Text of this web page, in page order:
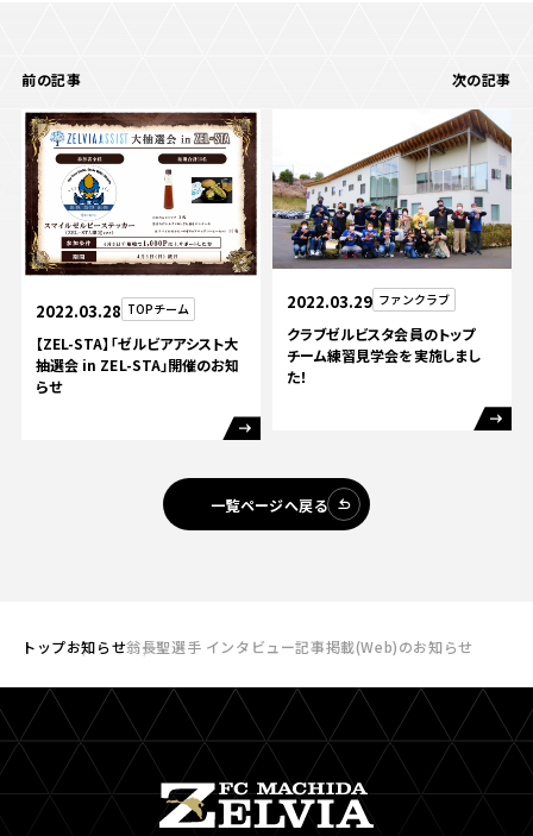
前の記事
2022.03.28 TOPチーム
【ZEL-STA】「ゼルビアアシスト大
抽選会 in ZEL-STA」開催のお知
らせ
次の記事
2022.03.29 ファンクラブ
クラブゼルビスタ会員のトップ
チーム練習見学会を実施しまし
た！
一覧ページへ戻る
トップお知らせ翁長聖選手 インタビュー記事掲載(Web)のお知らせ